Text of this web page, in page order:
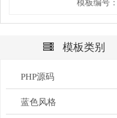
模板编号
模板类别
PHP源码
蓝色风格